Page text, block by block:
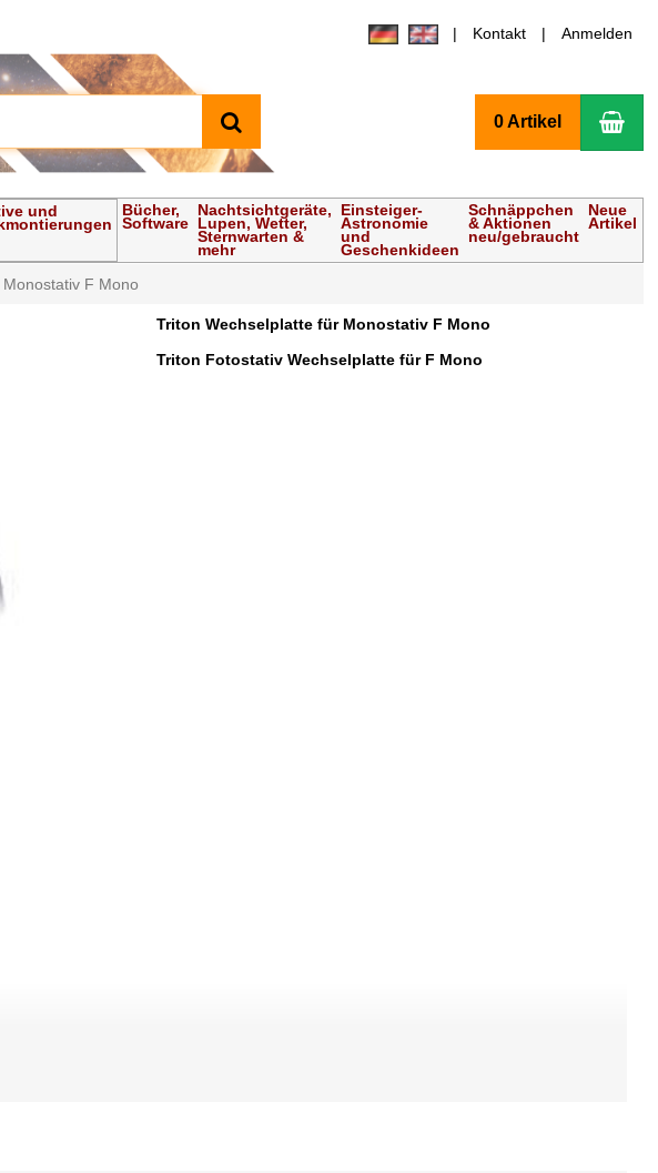
Kontakt Anmelden
0 Artikel
und Bücher,
Software
Nachtsichtgeräte,
Lupen, Wetter,
Sternwarten &
mehr
Einsteiger-
Astronomie
und
Geschenkideen
Schnäppchen
& Aktionen
neu/gebraucht
Neue
Artikel
F Mono
Triton Wechselplatte für Monostativ F Mono
Triton Fotostativ Wechselplatte für F Mono